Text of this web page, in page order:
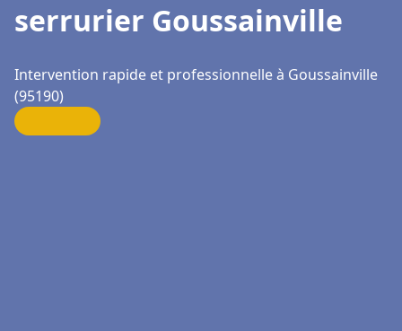
serrurier Goussainville
Intervention rapide et professionnelle à Goussainville
(95190)